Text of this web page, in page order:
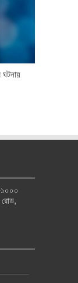
ঘটনায়
১০০০
রোড,